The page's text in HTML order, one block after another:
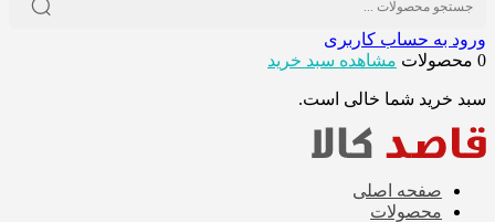
ورود به حساب کاربری
0 محصولات
مشاهده سبد خرید
سبد خرید شما خالی است.
صفحه اصلی
محصولات